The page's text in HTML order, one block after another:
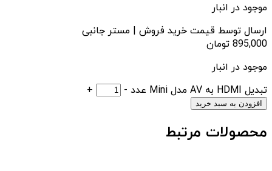
موجود در انبار
ارسال توسط قیمت خرید فروش | مستر جانبی
895,000 تومان
موجود در انبار
تبدیل HDMI به AV مدل Mini عدد
-
+
افزودن به سبد خرید
محصولات مرتبط